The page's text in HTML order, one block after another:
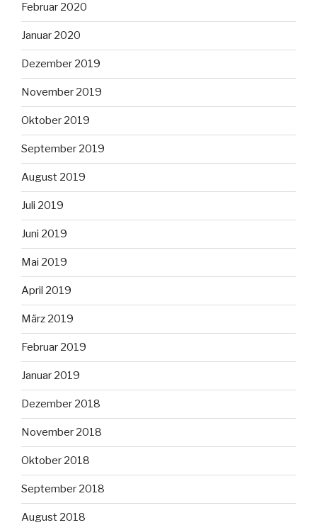
Februar 2020
Januar 2020
Dezember 2019
November 2019
Oktober 2019
September 2019
August 2019
Juli 2019
Juni 2019
Mai 2019
April 2019
März 2019
Februar 2019
Januar 2019
Dezember 2018
November 2018
Oktober 2018
September 2018
August 2018